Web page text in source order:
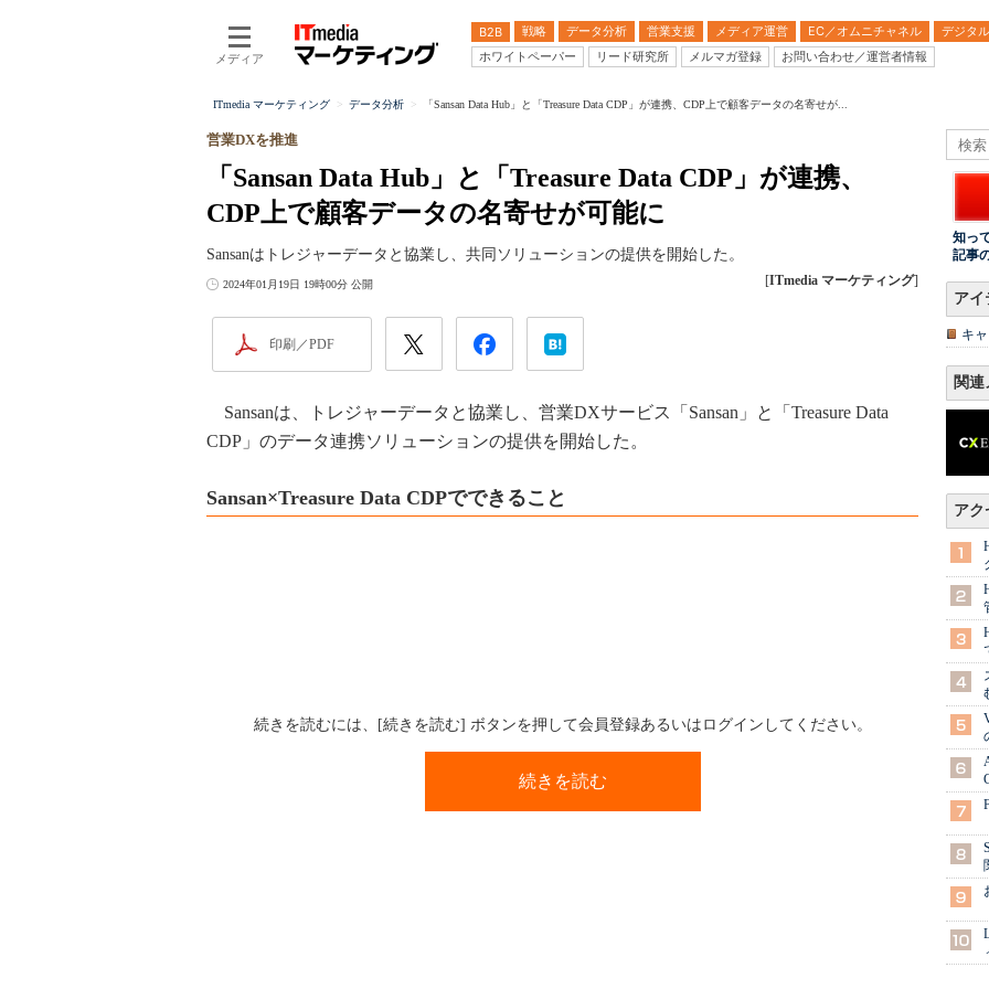
メディア
B2B 戦略 データ分析 営業支援 メディア運営 EC／オムニチャネル
デジタ
ホワイトペーパー
リード研究所 メルマガ登録 お問い合わせ／運営者情報
ITmedia マーケティング データ分析 「Sansan Data Hub」と「Treasure Data CDP」が連携、CDP上で顧客データの名寄せが...
「Sansan Data Hub」と「Treasure Data CDP」が連携、
CDP上で顧客データの名寄せが可能に
営業DXを推進
Sansanはトレジャーデータと協業し、共同ソリューションの提供を開始した。
2024年01月19日 19時00分 公開 [ITmedia マーケティング]
印刷／PDF
Sansanは、トレジャーデータと協業し、営業DXサービス「Sansan」と「Treasure Data
CDP」のデータ連携ソリューションの提供を開始した。
Sansan×Treasure Data CDPでできること
続きを読むには、[続きを読む] ボタンを押して会員登録あるいはログインしてください。
続きを読む
知っ
記事
アイ
キ
関
アク